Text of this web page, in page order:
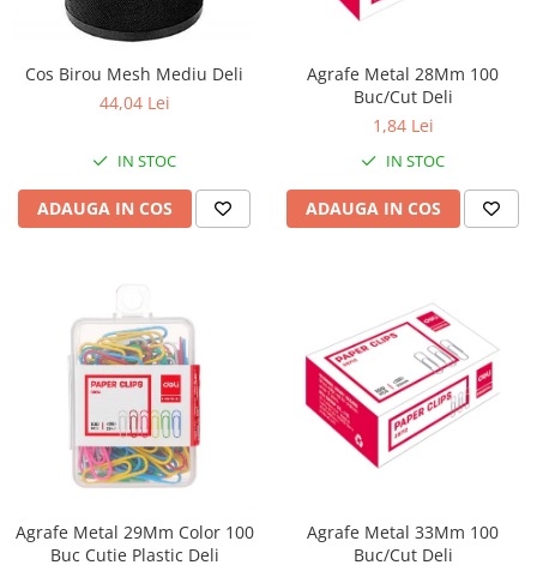
Perforatoare
Suporturi pentru accesorii
Suporturi pentru documente
Tusuri si tusiere
Europubele
Hartie igienica
Produse din hartie
Prosoape din hartie
Sapunuri si dezinfectanti
Uz universal
Cos Birou Mesh Mediu Deli
44,04 Lei
IN STOC
ADAUGA IN COS
Agrafe Metal 28Mm 100
Buc/Cut Deli
1,84 Lei
IN STOC
ADAUGA IN COS
Agrafe Metal 29Mm Color 100
Buc Cutie Plastic Deli
Agrafe Metal 33Mm 100
Buc/Cut Deli